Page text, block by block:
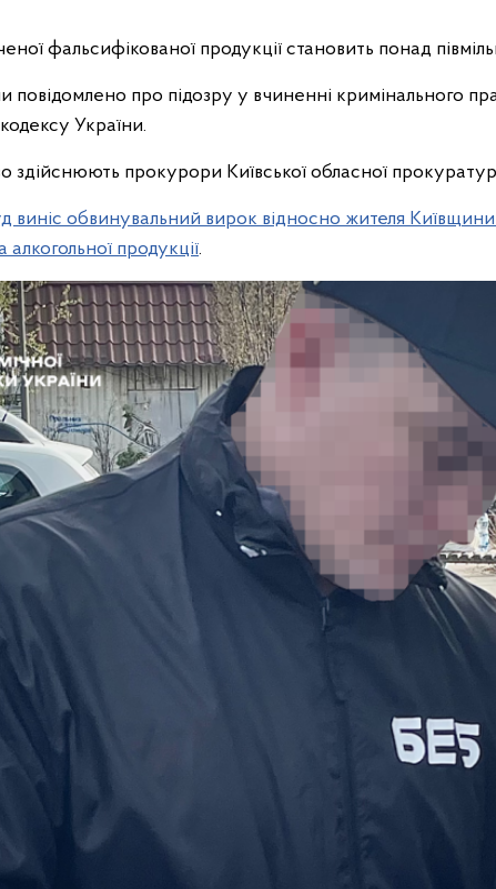
фальсифікованої продукції становить понад
повідомлено про підозру у вчиненні кримінального
України.
здійснюють прокурори Київської обласної
виніс обвинувальний вирок відносно жителя
продукції.